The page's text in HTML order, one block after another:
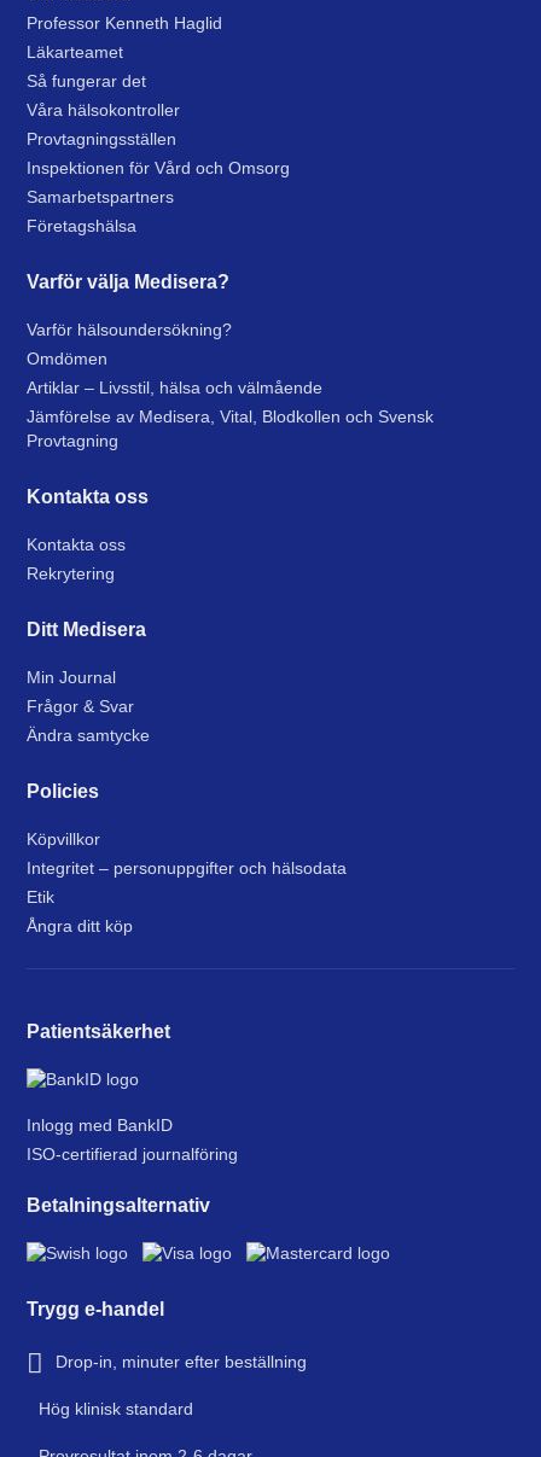
Professor Kenneth Haglid
Läkarteamet
Så fungerar det
Våra hälsokontroller
Provtagningsställen
Inspektionen för Vård och Omsorg
Samarbetspartners
Företagshälsa
Varför välja Medisera?
Varför hälsoundersökning?
Omdömen
Artiklar – Livsstil, hälsa och välmående
Jämförelse av Medisera, Vital, Blodkollen och Svensk
Provtagning
Kontakta oss
Kontakta oss
Rekrytering
Ditt Medisera
Min Journal
Frågor & Svar
Ändra samtycke
Policies
Köpvillkor
Integritet – personuppgifter och hälsodata
Etik
Ångra ditt köp
Patientsäkerhet
Inlogg med BankID
ISO-certifierad journalföring
Betalningsalternativ
Trygg e-handel
Drop-in, minuter efter beställning
Hög klinisk standard